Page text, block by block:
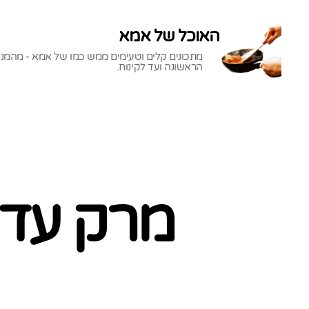
האוכל של אמא
מתכונים קלים וטעימים ממש כמו של אמא -
הראשונה ועד לקינוח.
מרק